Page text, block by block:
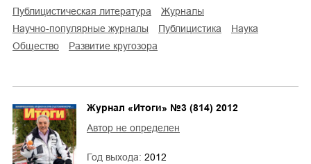
публицистическая литература
журналы
научно-популярные журналы
публицистика
наука
общество
развитие кругозора
Журнал «Итоги» №3 (814) 2012
Автор не определен
Год выхода: 2012